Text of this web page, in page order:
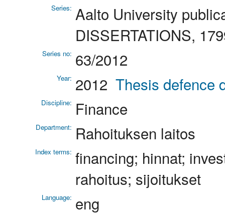
Series: Aalto University
DISSERTATIONS,
Series no: 63/2012
Year: 2012 Thesis defence
Discipline: Finance
Department: Rahoituksen laitos
Index terms: financing; hinnat;
rahoitus; sijoitukset
Language: eng